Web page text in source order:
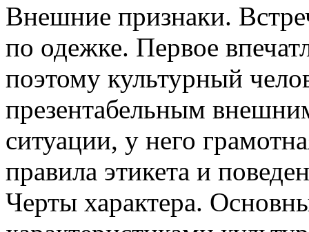
Внешние признаки.
по одежке. Первое
поэтому культурный
презентабельным
ситуации, у него
правила этикета и
Черты характера.